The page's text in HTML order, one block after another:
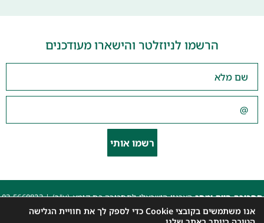
הרשמו לניוזלטר והישארו מעודכנים
רשמו אותי
תחבורה היום ומחרהארגון הישראלי לתחבורה בת קימא (ע"ר) |03-5660823
|
beyarok@gmail.com
כל הזכויות שמורות 2025 |
אנו משתמשים בקובצי Cookie כדי לספק לך את חוויית הגלישה